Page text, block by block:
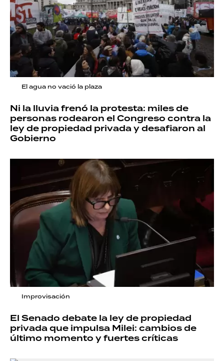
El agua no vació la plaza
Ni la lluvia frenó la protesta: miles de
personas rodearon el Congreso contra la
ley de propiedad privada y desafiaron al
Gobierno
Improvisación
El Senado debate la ley de propiedad
privada que impulsa Milei: cambios de
último momento y fuertes críticas